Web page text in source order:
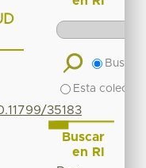
35183
Buscar
Esta
Buscar
en RI